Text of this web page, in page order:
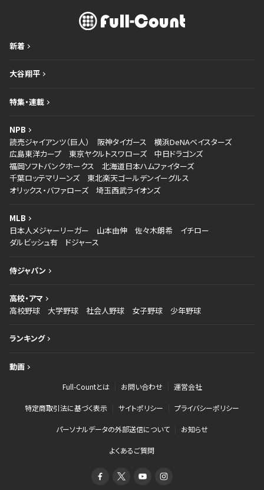
新着
大谷翔平
特集・連載
NPB
読売ジャイアンツ（巨人）
阪神タイガース
横浜DeNAベイスターズ
広島東洋カープ
東京ヤクルトスワローズ
中日ドラゴンズ
福岡ソフトバンクホークス
北海道日本ハムファイターズ
千葉ロッテマリーンズ
東北楽天ゴールデンイーグルス
オリックス・バファローズ
埼玉西武ライオンズ
MLB
日本人メジャーリーガー
山本由伸 佐々木朗希
イチロー
ダルビッシュ有
ドジャース
侍ジャパン
高校・アマ
高校野球
大学野球 社会人野球 女子野球 少年野球
ランキング
動画
Full-Countとは お問い合わせ 運営会社
特定商取引法に基づく表示 サイトポリシー プライバシーポリシー
パーソナルデータの外部送信について お知らせ
よくあるご質問